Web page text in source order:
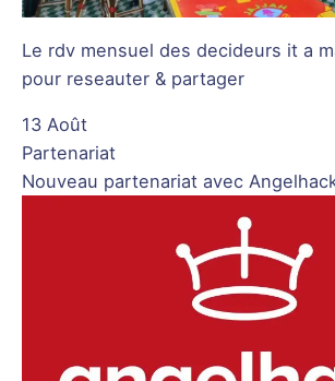
Le rdv mensuel des decideurs it a
pour reseauter & partager
13 Août
Partenariat
Nouveau partenariat avec